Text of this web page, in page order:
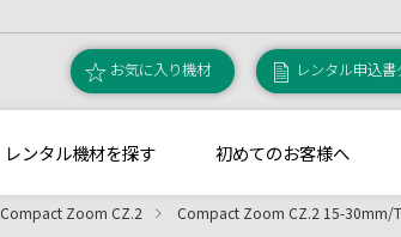
お気に入り機材 レンタル申込
レンタル機材を探す 初めてのお客様へ
Compact Zoom CZ.2 Compact Zoom CZ.2 15-30mm/